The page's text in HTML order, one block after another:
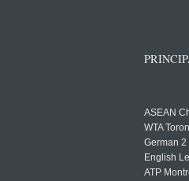
ASEAN
WTA
German
English
ATP